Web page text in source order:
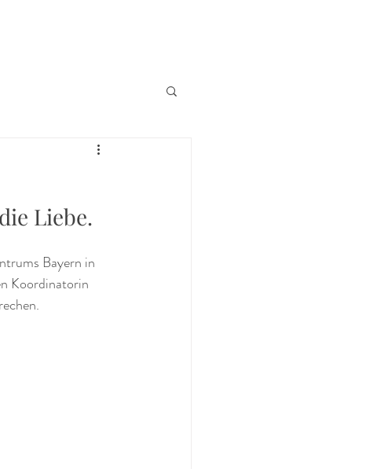
Liebe.
Bayern in
Koordinatorin